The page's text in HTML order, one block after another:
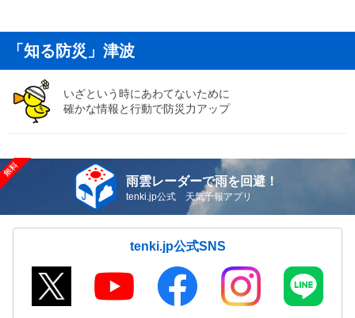
「知る防災」津波
いざという時にあわてないために
確かな情報と行動で防災力アップ
雨雲レーダーで雨を回避！
tenki.jp公式 天気予報アプリ
tenki.jp公式SNS